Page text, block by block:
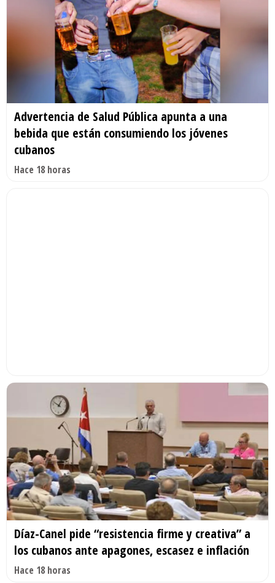
Advertencia de Salud Pública apunta a una
bebida que están consumiendo los jóvenes
cubanos
Hace 18 horas
Díaz-Canel pide “resistencia firme y creativa” a
los cubanos ante apagones, escasez e inflación
Hace 18 horas